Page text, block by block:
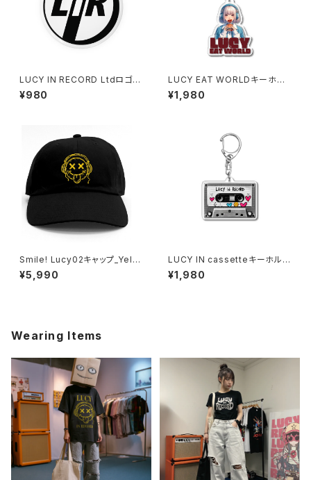
LUCY IN RECORD Ltdロゴバ
ッジ 1020-241126116
¥980
LUCY EAT WORLDキーホル
ダー 1017-240218021
¥1,980
Smile! Lucy02キャップ_Yello
w Mustard 1014-23022126
3
¥5,990
LUCY IN cassetteキーホルダ
ー 1020-241126117
¥1,980
Wearing Items